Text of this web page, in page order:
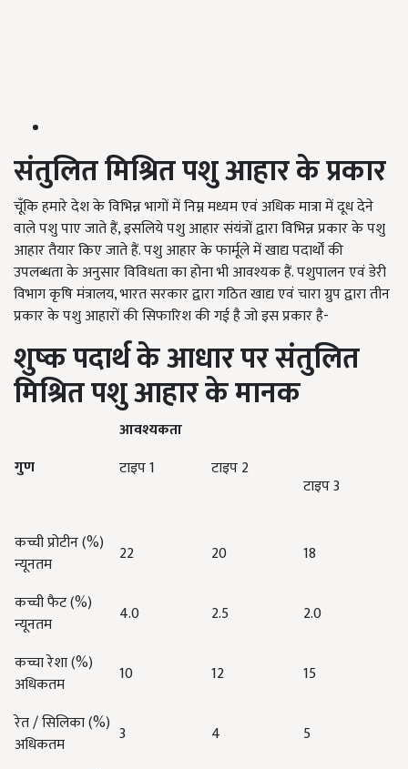
संतुलित मिश्रित पशु आहार के प्रकार
चूँकि हमारे देश के विभिन्न भागों में निम्न मध्यम एवं अधिक मात्रा में दूध देने
वाले पशु पाए जाते हैं, इसलिये पशु आहार संयंत्रों द्वारा विभिन्न प्रकार के पशु
आहार तैयार किए जाते हैं. पशु आहार के फार्मूले में खाद्य पदार्थों की
उपलब्धता के अनुसार विविधता का होना भी आवश्यक हैं. पशुपालन एवं डेरी
विभाग कृषि मंत्रालय, भारत सरकार द्वारा गठित खाद्य एवं चारा ग्रुप द्वारा तीन
प्रकार के पशु आहारों की सिफारिश की गई है जो इस प्रकार है-
शुष्क पदार्थ के आधार पर संतुलित
मिश्रित पशुआहार के मानक
गुण
आवश्यकता
टाइप 1
टाइप 2
टाइप 3
कच्ची प्रोटीन (%)
न्यूनतम
22 20
18
कच्ची फैट (%)
न्यूनतम
4.0 2.5
2.0
कच्चा रेशा (%)
अधिकतम
10 12
15
रेत / सिलिका (%)
अधिकतम
3 4
5